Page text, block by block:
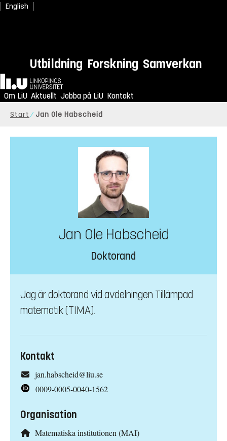
English
Utbildning Forskning Samverkan
Hem
Om LiU Aktuellt Jobba på LiU Kontakt
Start Jan Ole Habscheid
Jan Ole Habscheid
Doktorand
Jag är doktorand vid avdelningen Tillämpad
matematik (TIMA).
Kontakt
jan.habscheid@liu.se
0009-0005-0040-1562
Organisation
Matematiska institutionen (MAI)